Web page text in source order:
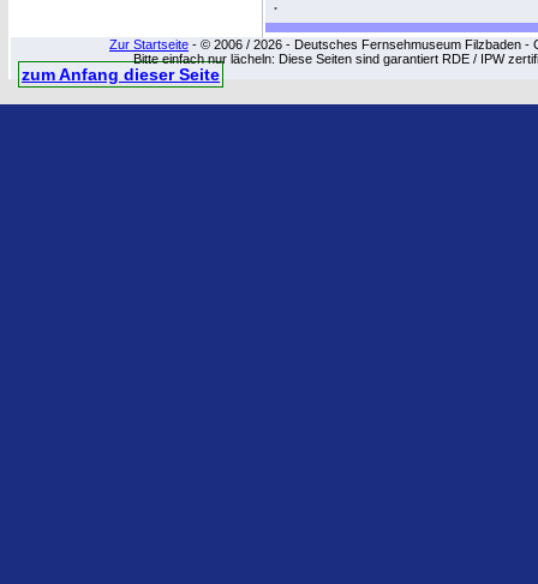
Zur Startseite - © 2006 / 2026 - Deutsches Fernsehmuseum Filzbaden -
Bitte einfach nur lächeln: Diese Seiten sind garantiert RDE / IPW
zum Anfang dieser Seite